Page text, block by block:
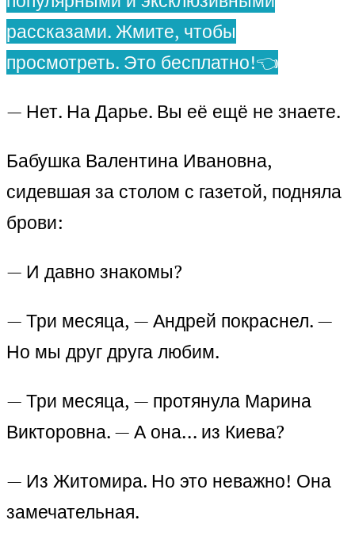
рассказами. Жмите, чтобы
просмотреть. Это бесплатно!👈
— Нет. На Дарье. Вы её ещё не знаете.
Бабушка Валентина Ивановна,
сидевшая за столом с газетой, подняла
брови:
— И давно знакомы?
— Три месяца, — Андрей покраснел. —
Но мы друг друга любим.
— Три месяца, — протянула Марина
Викторовна. — А она… из Киева?
— Из Житомира. Но это неважно! Она
замечательная.